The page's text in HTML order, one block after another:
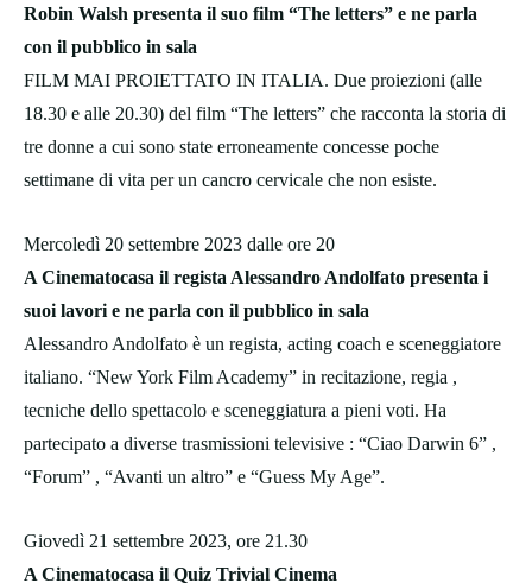
Robin Walsh presenta il suo film “The letters” e ne parla
con il pubblico in sala
FILM MAI PROIETTATO IN ITALIA. Due proiezioni (alle
18.30 e alle 20.30) del film “The letters” che racconta la storia di
tre donne a cui sono state erroneamente concesse poche
settimane di vita per un cancro cervicale che non esiste.
Mercoledì 20 settembre 2023 dalle ore 20
A Cinematocasa il regista Alessandro Andolfato presenta i
suoi lavori e ne parla con il pubblico in sala
Alessandro Andolfato è un regista, acting coach e sceneggiatore
italiano. “New York Film Academy” in recitazione, regia ,
tecniche dello spettacolo e sceneggiatura a pieni voti. Ha
partecipato a diverse trasmissioni televisive : “Ciao Darwin 6” ,
“Forum” , “Avanti un altro” e “Guess My Age”.
Giovedì 21 settembre 2023, ore 21.30
A Cinematocasa il Quiz Trivial Cinema